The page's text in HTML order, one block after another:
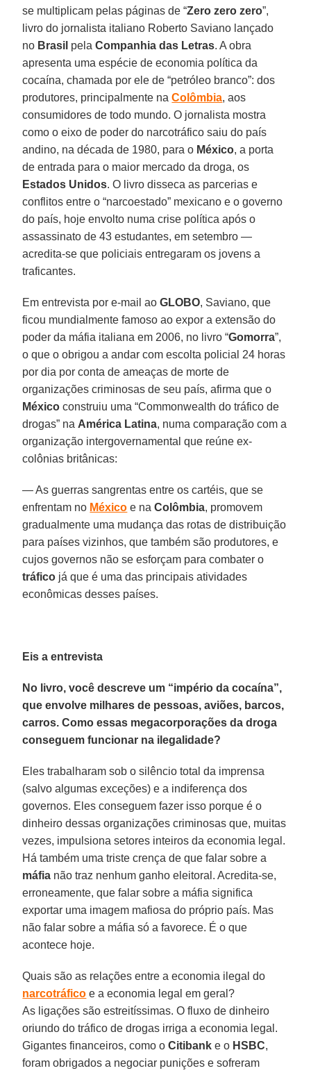
se multiplicam pelas páginas de “Zero zero zero”,
livro do jornalista italiano Roberto Saviano lançado
no Brasil pelaCompanhia das Letras. A obra
apresenta uma espécie de economia política da
cocaína, chamada por ele de “petróleo branco”: dos
produtores, principalmente naColômbia, aos
consumidores de todo mundo. O jornalista mostra
como o eixo de poder do narcotráfico saiu do país
andino, na década de 1980, para o México, a porta
de entrada para o maior mercado da droga, os
Estados Unidos. O livro disseca as parcerias e
conflitos entre o “narcoestado” mexicano e o governo
do país, hoje envolto numa crise política após o
assassinato de 43 estudantes, em setembro —
acredita-se que policiais entregaram os jovens a
traficantes.
Em entrevista por e-mail aoGLOBO, Saviano, que
ficou mundialmente famoso ao expor a extensão do
poder da máfia italiana em 2006, no livro “Gomorra”,
o que o obrigou a andar com escolta policial 24 horas
por dia por conta de ameaças de morte de
organizações criminosas de seu país, afirma que o
México construiu uma “Commonwealth do tráfico de
drogas” na América Latina, numa comparação com a
organização intergovernamental que reúne ex-
colônias britânicas:
— As guerras sangrentas entre os cartéis, que se
enfrentam no México e naColômbia, promovem
gradualmente uma mudança das rotas de distribuição
para países vizinhos, que também são produtores, e
cujos governos não se esforçam para combater o
tráfico já que é uma das principais atividades
econômicas desses países.
Eis a entrevista
No livro, você descreve um “império da cocaína”,
que envolve milhares de pessoas, aviões, barcos,
carros. Como essas megacorporações da droga
conseguem funcionar na ilegalidade?
Eles trabalharam sob o silêncio total da imprensa
(salvo algumas exceções) e a indiferença dos
governos. Eles conseguem fazer isso porque é o
dinheiro dessas organizações criminosas que, muitas
vezes, impulsiona setores inteiros da economia legal.
Há também uma triste crença de que falar sobre a
máfia não traz nenhum ganho eleitoral. Acredita-se,
erroneamente, que falar sobre a máfia significa
exportar uma imagem mafiosa do próprio país. Mas
não falar sobre a máfia só a favorece. É o que
acontece hoje.
Quais são as relações entre a economia ilegal do
narcotráfico e a economia legal em geral?
As ligações são estreitíssimas. O fluxo de dinheiro
oriundo do tráfico de drogas irriga a economia legal.
Gigantes financeiros, como oCitibank e o HSBC,
foram obrigados a negociar punições e sofreram